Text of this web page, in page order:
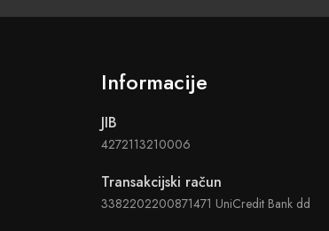
Informacije
JIB
4272113210006
Transakcijski račun
3382202200871471 UniCredit Bank dd